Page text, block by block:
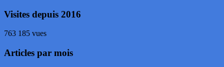
Visites depuis 2016
763 185 vues
Articles par mois